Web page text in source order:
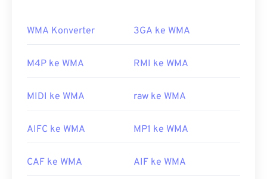
WMA?
Sebagai komponen utama Windows Media
membukanya. Namun, karena keberadaannya yang
mendukung jenis berkas ini. BerkasWMA
WMA Konverter 3GA ke WMA
M4P ke WMA RMI ke WMA
MIDI ke WMA raw ke WMA
AIFC ke WMA MP1 ke WMA
CAF ke WMA AIF ke WMA